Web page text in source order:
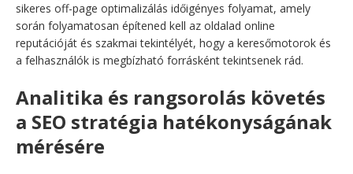
sikeres off-page optimalizálás időigényes folyamat, amely
során folyamatosan építened kell az oldalad online
reputációját és szakmai tekintélyét, hogy a keresőmotorok és
a felhasználók is megbízható forrásként tekintsenek rád.
Analitika és rangsorolás követés
a SEO stratégia hatékonyságának
mérésére